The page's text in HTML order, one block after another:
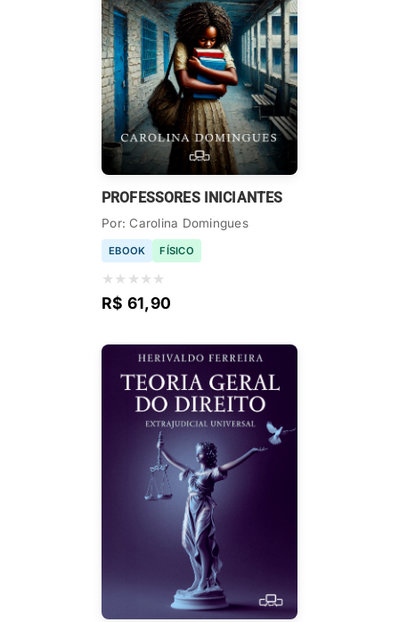
PROFESSORES INICIANTES
Por: Carolina Domingues
EBOOK FÍSICO
★ ★ ★ ★ ★
R$ 61,90